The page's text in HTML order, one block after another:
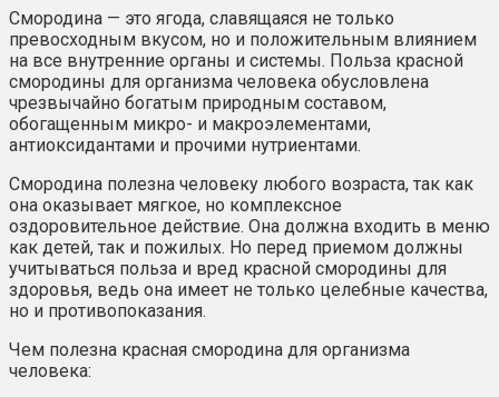
Смородина — это ягода, славящаяся не только
превосходным вкусом, но и положительным влиянием
на все внутренние органы и системы. Польза красной
смородины для организма человека обусловлена
чрезвычайно богатым природным составом,
обогащенным микро- и макроэлементами,
антиоксидантами и прочими нутриентами.
Смородина полезна человеку любого возраста, так как
она оказывает мягкое, но комплексное
оздоровительное действие. Она должна входить в меню
как детей, так и пожилых. Но перед приемом должны
учитываться польза и вред красной смородины для
здоровья, ведь она имеет не только целебные качества,
но и противопоказания.
Чем полезна красная смородина для организма
человека: